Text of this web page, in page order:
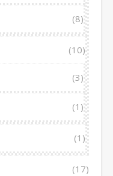
(8)
(10)
(3)
(1)
(1)
(17)